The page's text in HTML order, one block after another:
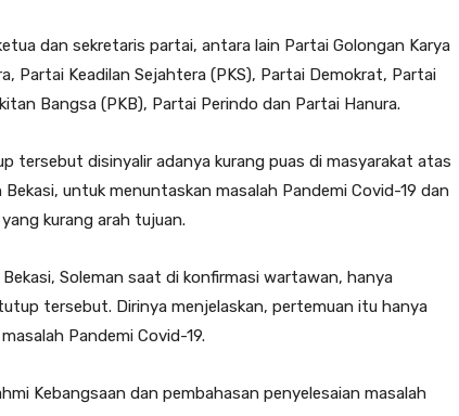
dan sekretaris partai, antara lain Partai Golongan Karya
Partai Keadilan Sejahtera (PKS), Partai Demokrat, Partai
Bangsa (PKB), Partai Perindo dan Partai Hanura.
tersebut disinyalir adanya kurang puas di masyarakat atas
untuk menuntaskan masalah Pandemi Covid-19 dan
kurang arah tujuan.
Soleman saat di konfirmasi wartawan, hanya
tersebut. Dirinya menjelaskan, pertemuan itu hanya
Pandemi Covid-19.
Kebangsaan dan pembahasan penyelesaian masalah